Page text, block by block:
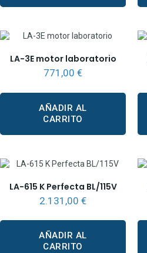
LA-3E motor laboratorio
771,00 €
AÑADIR AL
CARRITO
LA-615 K Perfecta BL/115V
2.131,00 €
AÑADIR AL
CARRITO